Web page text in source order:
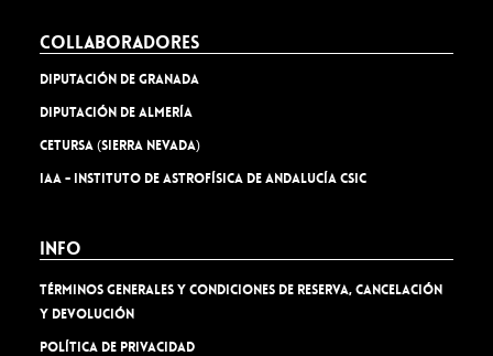
Collaboradores
Diputación de Granada
Diputación de Almería
Cetursa (Sierra Nevada)
IAA - Instituto de Astrofísica de Andalucía CSIC
Info
TÉRMINOS GENERALES Y CONDICIONES DE RESERVA, CANCELACIÓN
Y DEVOLUCIÓN
Política de privacidad